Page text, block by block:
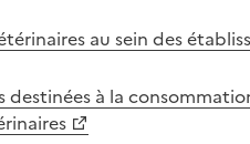
au sein des
destinées à la